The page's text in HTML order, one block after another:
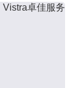
Vistra卓佳服务